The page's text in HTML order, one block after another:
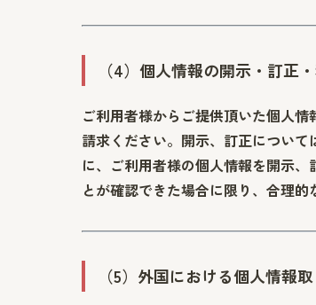
（4）個人情報の開示・訂正
ご利用者様からご提供頂いた個人
請求ください。開示、訂正につい
に、ご利用者様の個人情報を開示
とが確認できた場合に限り、合理
（5）外国における個人情報